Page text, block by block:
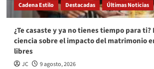
Cadena Estilo Destacadas Últimas Noticias
¿Te casaste y ya no tienes tiempo para ti?
ciencia sobre el impacto del matrimonio
libres
JC 9 agosto, 2026